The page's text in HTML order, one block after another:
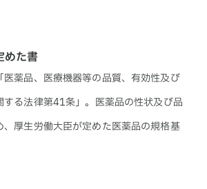
めた書
医薬品、医療機器等の品質、有効性及び
する法律第41条」。医薬品の性状及び品
、厚生労働大臣が定めた医薬品の規格基